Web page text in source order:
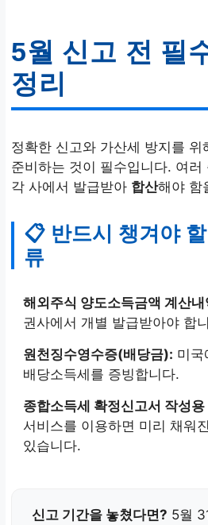
5월 신고 전 필
정리
정확한 신고와 가산세 방지를 위
준비하는 것이 필수입니다. 여러
각 사에서 발급받아 합산해야 함
📋 반드시 챙겨야
류
해외주식 양도소득금액 계산내
권사에서 개별 발급받아야 합
원천징수영수증(배당금): 미국
배당소득세를 증빙합니다.
종합소득세 확정신고서 작성용
서비스를 이용하면 미리 채워
있습니다.
신고 기간을 놓쳤다면? 5월